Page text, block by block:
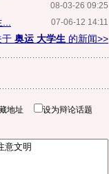
08-03-26 09:25
07-06-12 14:11
于 奥运 大学生 的新闻>>
地址 设为辩论话题